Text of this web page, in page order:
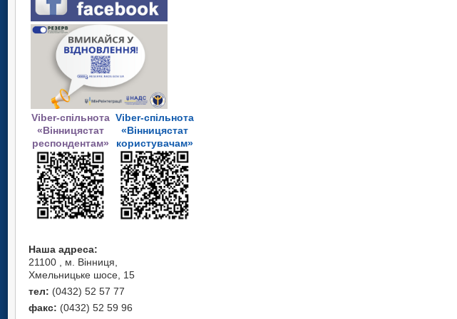
Viber-спільнота
«Вінницястат
респондентам»
Viber-спільнота
«Вінницястат
користувачам»
Наша адреса:
21100 , м. Вінниця,
Хмельницьке шосе, 15
тел: (0432) 52 57 77
факс: (0432) 52 59 96